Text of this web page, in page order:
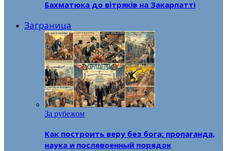
Бахматюка до вітряків на Закарпатті
Заграница
За рубежом
Как построить веру без бога: пропаганда,
наука и послевоенный порядок